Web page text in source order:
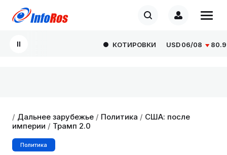
КОТИРОВКИ USD 06/08
/ Дальнее зарубежье / Политика / США: после
империи / Трамп 2.0
Политика